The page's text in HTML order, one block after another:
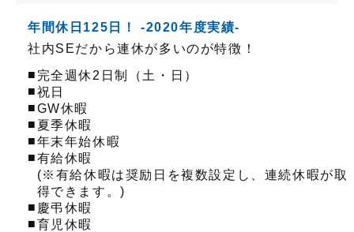
年間休日125日！ -2020年度実績-
社内SEだから連休が多いのが特徴！
■ 完全週休2日制（土・日）
■祝日
■GW休暇
■ 夏季休暇
■年末年始休暇
■有給休暇
(※有給休暇は奨励日を複数設定し、連続休暇が取
得できます。)
■ 慶弔休暇
■育児休暇